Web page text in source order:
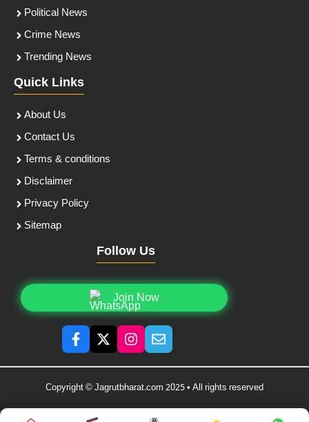
Political News
Crime News
Trending News
Quick Links
About Us
Contact Us
Terms & conditions
Disclaimer
Privacy Policy
Sitemap
Follow Us
Join Now
Copyright © Jagrutbharat.com 2025 • All rights reserved